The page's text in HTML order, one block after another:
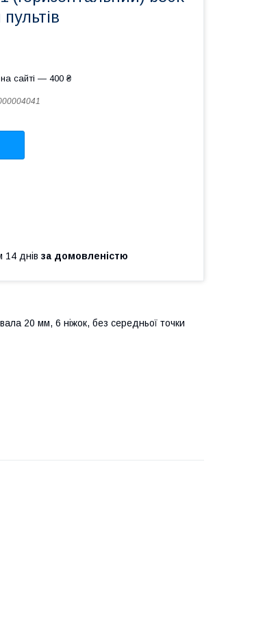
сайті — 400 ₴
14 днів за домовленістю
20 мм, 6 ніжок, без середньої точки